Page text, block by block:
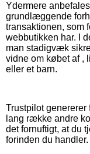
Ydermere
grundlæggende
transaktionen, som
webbutikken har. I
man stadigvæk
vidne om købet af ,
eller et barn.
Trustpilot
lang række andre
det fornuftigt, at du
forinden du handler.